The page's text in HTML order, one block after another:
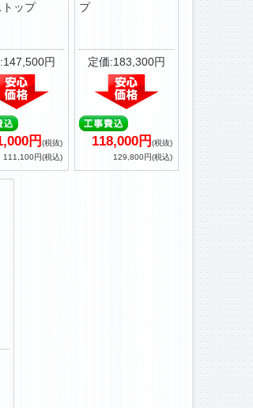
トップ
円
円 (税抜)
111,100円(税込)
プ
定価:183,300円
118,000円 (税抜)
129,800円(税込)